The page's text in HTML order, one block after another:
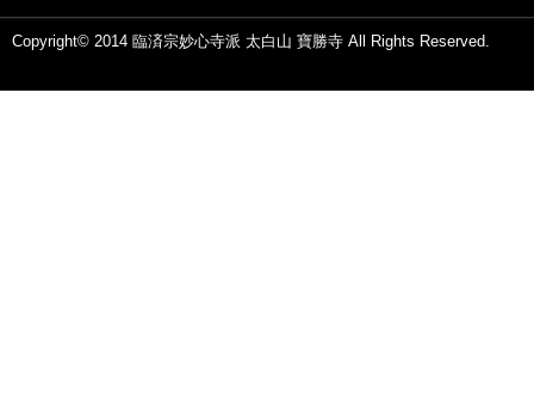
Copyright© 2014 臨済宗妙心寺派 太白山 寶勝寺 All Rights Reserved.